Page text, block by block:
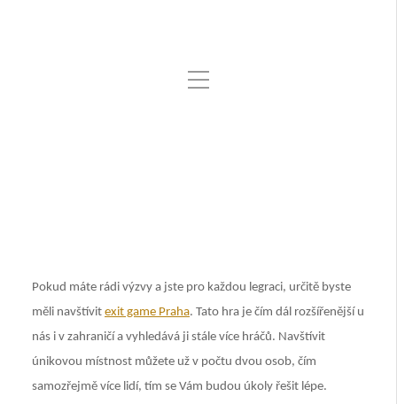
Pokud máte rádi výzvy a jste pro každou legraci, určitě byste
měli navštívit exit game Praha. Tato hra je čím dál rozšířenější u
nás i v zahraničí a vyhledává ji stále více hráčů. Navštívit
únikovou místnost můžete už v počtu dvou osob, čím
samozřejmě více lidí, tím se Vám budou úkoly řešit lépe.